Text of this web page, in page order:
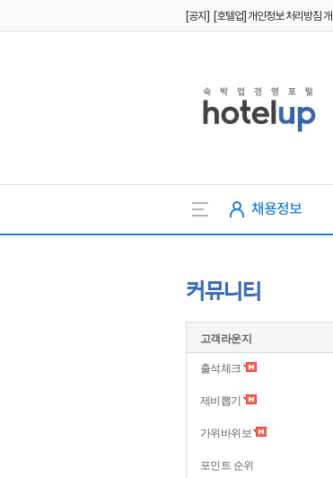
채용정보
커뮤니티
고객라운지
출석체크
제비뽑기
가위바위보
포인트 순위